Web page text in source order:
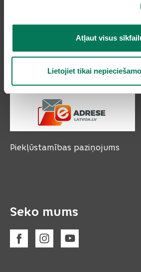
Atļaut visus
Lietojiet tikai
Tālruņi: 66954899,
pasts@olaine.lv
Piekļūstamības paziņojums
Seko mums